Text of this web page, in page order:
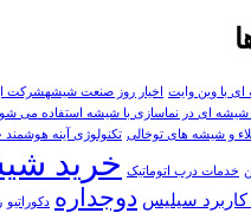
ای با وین وایت اخیار روز صنعت شیشهشرکت
شیشه ای در نماسازی با شیشه استفاده می
و شیشه های توخالی تکنولوژی آینه
خدمات درب اتوماتیک خرید
کاربرد سیلیس دوجداره دکوراتیو